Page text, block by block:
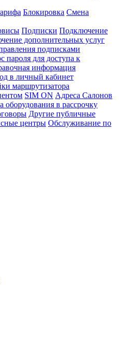
Блокировка Смена
Подписки Подключение
дополнительных услуг
подписками
пароля для доступа к
информация
в личный кабинет
маршрутизатора
SIM ON Адреса Салонов
оборудования в рассрочку
Другие публичные
центры Обслуживание по